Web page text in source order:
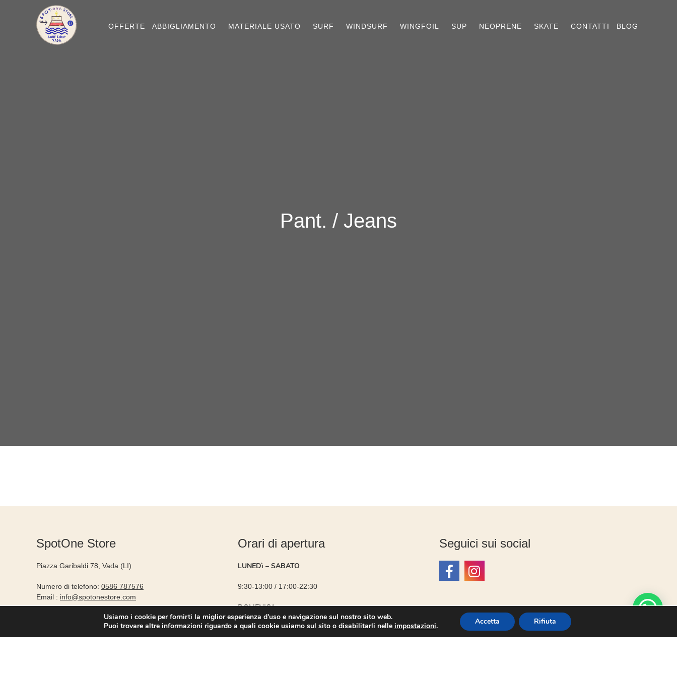
OFFERTE ABBIGLIAMENTO MATERIALE USATO SURF WINDSURF WINGFOIL SUP NEOPRENE SKATE CONTATTI BLOG
Pant. / Jeans
SpotOne Store
Piazza Garibaldi 78, Vada (LI)
Numero di telefono: 0586 787576
Email : info@spotonestore.com
Orari di apertura
LUNEDì – SABATO
9:30-13:00 / 17:00-22:30
DOMENICA
9:30-13:00
Seguici sui social
Usiamo i cookie per fornirti la miglior esperienza d'uso e navigazione sul nostro sito web.
Puoi trovare altre informazioni riguardo a quali cookie usiamo sul sito o disabilitarli nelle impostazioni. Accetta Rifiuta